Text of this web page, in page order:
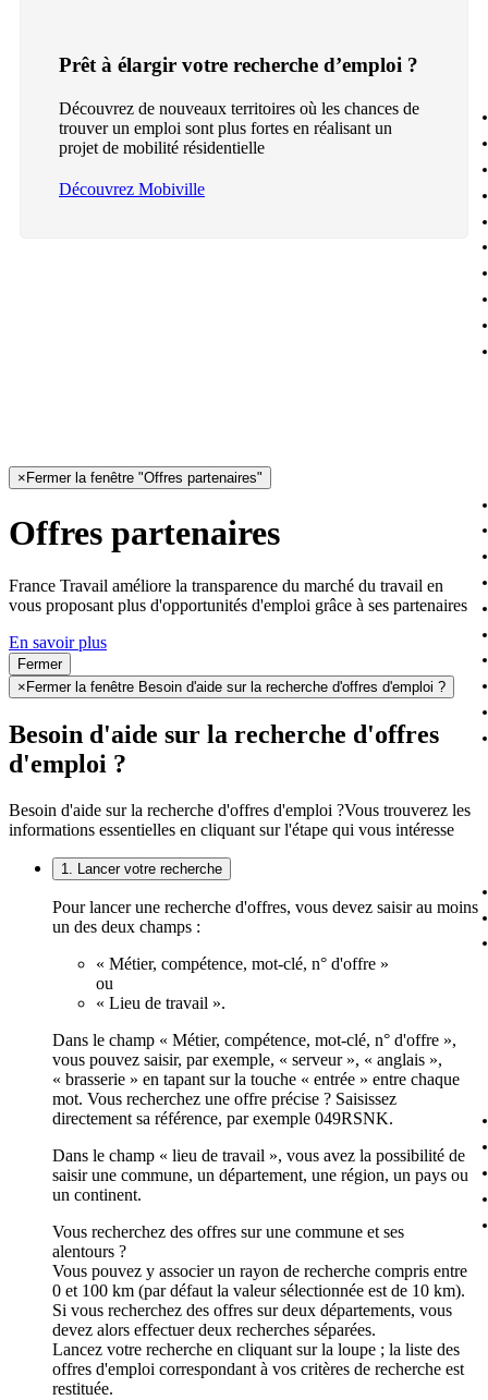
Prêt à élargir votre recherche d’emploi ?
Découvrez de nouveaux territoires où les chances de
trouver un emploi sont plus fortes en réalisant un
projet de mobilité résidentielle
Découvrez Mobiville
× Fermer la fenêtre "Offres partenaires"
Offres partenaires
France Travail améliore la transparence du marché du travail en
vous proposant plus d'opportunités d'emploi grâce à ses partenaires
En savoir plus
Fermer
× Fermer la fenêtre Besoin d'aide sur la recherche d'offres d'emploi ?
Besoin d'aide sur la recherche d'offres
d'emploi ?
Besoin d'aide sur la recherche d'offres d'emploi ?Vous trouverez les
informations essentielles en cliquant sur l'étape qui vous intéresse
1. Lancer votre recherche
Pour lancer une recherche d'offres, vous devez saisir au moins
un des deux champs :
« Métier, compétence, mot-clé, n° d'offre »
ou
« Lieu de travail ».
Dans le champ « Métier, compétence, mot-clé, n° d'offre »,
vous pouvez saisir, par exemple, « serveur », « anglais »,
« brasserie » en tapant sur la touche « entrée » entre chaque
mot. Vous recherchez une offre précise ? Saisissez
directement sa référence, par exemple 049RSNK.
Dans le champ « lieu de travail », vous avez la possibilité de
saisir une commune, un département, une région, un pays ou
un continent.
Vous recherchez des offres sur une commune et ses
alentours ?
Vous pouvez y associer un rayon de recherche compris entre
0 et 100 km (par défaut la valeur sélectionnée est de 10 km).
Si vous recherchez des offres sur deux départements, vous
devez alors effectuer deux recherches séparées.
Lancez votre recherche en cliquant sur la loupe ; la liste des
offres d'emploi correspondant à vos critères de recherche est
restituée.